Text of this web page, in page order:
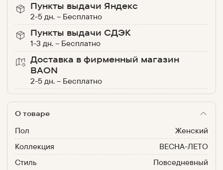
Пункты выдачи Яндекс
2-5 дн. – Бесплатно
Пункты выдачи СДЭК
1-3 дн. – Бесплатно
Доставка в фирменный магазин
BAON
2-5 дн. – Бесплатно
О товаре
Пол
Женский
Коллекция
ВЕСНА-ЛЕТО
Стиль
Повседневный